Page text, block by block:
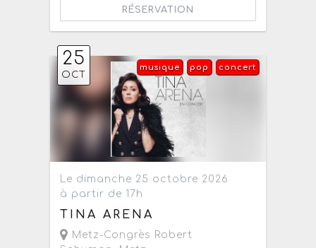
RÉSERVATION
25
OCT
concert
pop
musique
Le dimanche 25 octobre 2026
à partir de 17h
TINA ARENA
Metz-Congrès Robert